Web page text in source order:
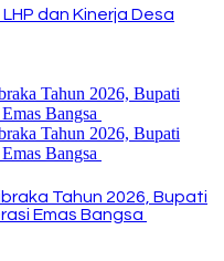
dan Kinerja Desa
Tahun 2026, Bupati
Emas Bangsa